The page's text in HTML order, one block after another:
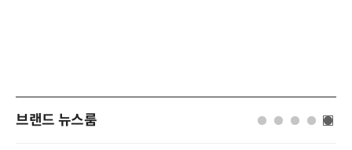
브랜드 뉴스룸